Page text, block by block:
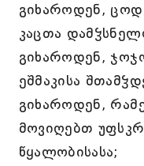
გიხაროდენ,
კაცთა
გიხაროდენ,
ეშმაკისა
გიხაროდენ,
მოვიღებთ
წყალობისასა;